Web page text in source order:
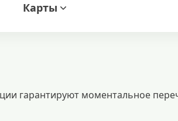
Карты
гарантируют моментальное